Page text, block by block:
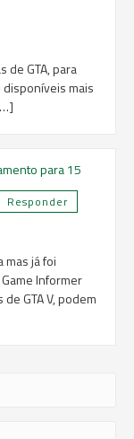
de GTA, para
mais
para 15
Responder
já foi
Informer
GTA V, podem